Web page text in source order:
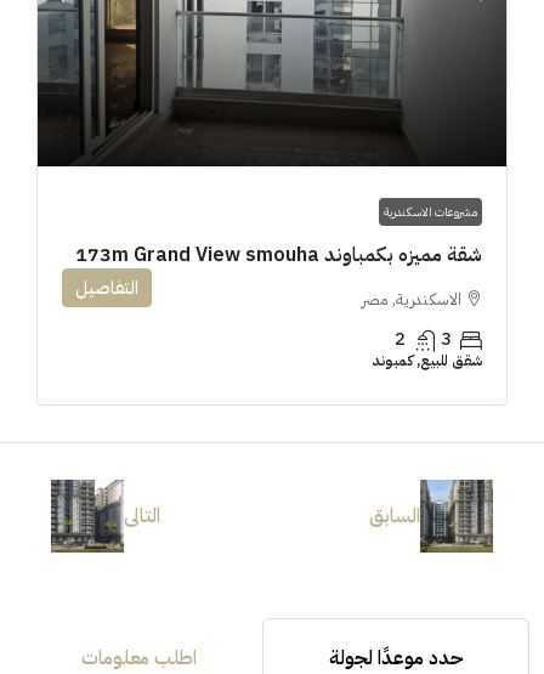
مشروعات الاسكندرية
شقة مميزه بكمباوند 173m Grand View smouha
الاسكندرية, مصر
3
2
شقق للبيع, كمبوند
التفاصيل
السابق التالى
حدد موعدًا لجولة اطلب معلومات